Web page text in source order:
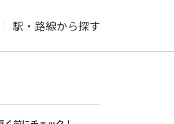
駅・路線から探す